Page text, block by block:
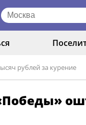
рублей за курение